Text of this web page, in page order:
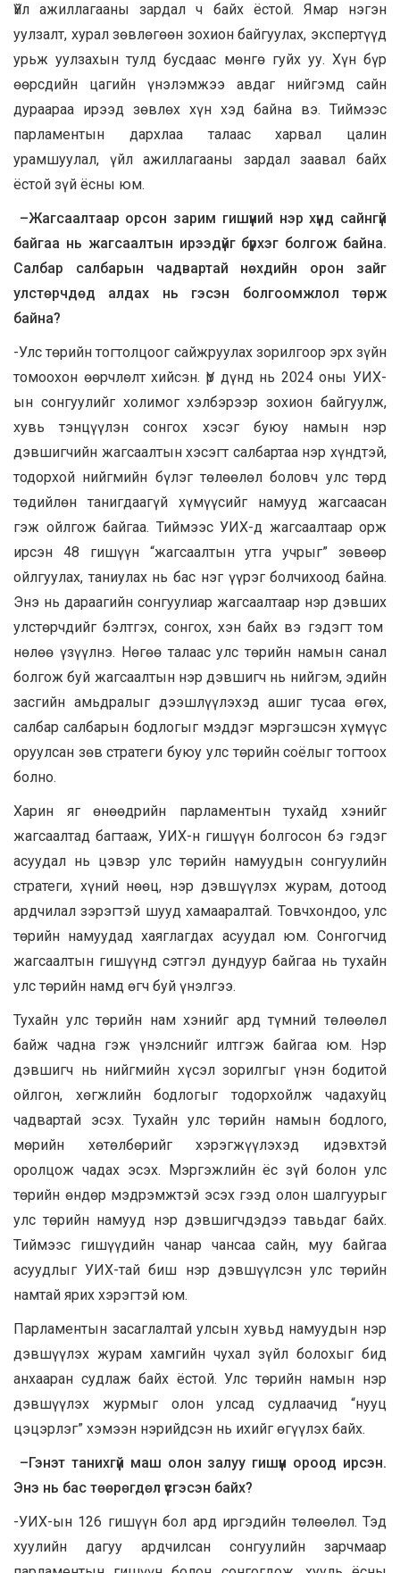
Үйл ажиллагааны зардал ч байх ёстой. Ямар нэгэн
уулзалт, хурал зөвлөгөөн зохион байгуулах, экспертүүд
урьж уулзахын тулд бусдаас мөнгө гуйх уу. Хүн бүр
өөрсдийн цагийн үнэлэмжээ авдаг нийгэмд сайн
дураараа ирээд зөвлөх хүн хэд байна вэ. Тиймээс
парламентын дархлаа талаас харвал цалин
урамшуулал, үйл ажиллагааны зардал заавал байх
ёстой зүй ёсны юм.
–Жагсаалтаар орсон зарим гишүүний нэр хүнд сайнгүй
байгаа нь жагсаалтын ирээдүйг бүрхэг болгож байна.
Салбар салбарын чадвартай нөхдийн орон зайг
улстөрчдөд алдах нь гэсэн болгоомжлол төрж
байна?
-Улс төрийн тогтолцоог сайжруулах зорилгоор эрх зүйн
томоохон өөрчлөлт хийсэн. Үр дүнд нь 2024 оны УИХ-
ын сонгуулийг холимог хэлбэрээр зохион байгуулж,
хувь тэнцүүлэн сонгох хэсэг буюу намын нэр
дэвшигчийн жагсаалтын хэсэгт салбартаа нэр хүндтэй,
тодорхой нийгмийн бүлэг төлөөлөл боловч улс төрд
төдийлөн танигдаагүй хүмүүсийг намууд жагсаасан
гэж ойлгож байгаа. Тиймээс УИХ-д жагсаалтаар орж
ирсэн 48 гишүүн “жагсаалтын утга учрыг” зөвөөр
ойлгуулах, таниулах нь бас нэг үүрэг болчихоод байна.
Энэ нь дараагийн сонгуулиар жагсаалтаар нэр дэвших
улстөрчдийг бэлтгэх, сонгох, хэн байх вэ гэдэгт том
нөлөө үзүүлнэ. Нөгөө талаас улс төрийн намын санал
болгож буй жагсаалтын нэр дэвшигч нь нийгэм, эдийн
засгийн амьдралыг дээшлүүлэхэд ашиг тусаа өгөх,
салбар салбарын бодлогыг мэддэг мэргэшсэн хүмүүс
оруулсан зөв стратеги буюу улс төрийн соёлыг тогтоох
болно.
Харин яг өнөөдрийн парламентын тухайд хэнийг
жагсаалтад багтааж, УИХ-н гишүүн болгосон бэ гэдэг
асуудал нь цэвэр улс төрийн намуудын сонгуулийн
стратеги, хүний нөөц, нэр дэвшүүлэх журам, дотоод
ардчилал зэрэгтэй шууд хамааралтай. Товчхондоо, улс
төрийн намуудад хаяглагдах асуудал юм. Сонгогчид
жагсаалтын гишүүнд сэтгэл дундуур байгаа нь тухайн
улс төрийн намд өгч буй үнэлгээ.
Тухайн улс төрийн нам хэнийг ард түмний төлөөлөл
байж чадна гэж үнэлснийг илтгэж байгаа юм. Нэр
дэвшигч нь нийгмийн хүсэл зорилгыг үнэн бодитой
ойлгон, хөгжлийн бодлогыг тодорхойлж чадахуйц
чадвартай эсэх. Тухайн улс төрийн намын бодлого,
мөрийн хөтөлбөрийг хэрэгжүүлэхэд идэвхтэй
оролцож чадах эсэх. Мэргэжлийн ёс зүй болон улс
төрийн өндөр мэдрэмжтэй эсэх гээд олон шалгуурыг
улс төрийн намууд нэр дэвшигчдэдээ тавьдаг байх.
Тиймээс гишүүдийн чанар чансаа сайн, муу байгаа
асуудлыг УИХ-тай биш нэр дэвшүүлсэн улс төрийн
намтай ярих хэрэгтэй юм.
Парламентын засаглалтай улсын хувьд намуудын нэр
дэвшүүлэх журам хамгийн чухал зүйл болохыг бид
анхааран судлаж байх ёстой. Улс төрийн намын нэр
дэвшүүлэх журмыг олон улсад судлаачид “нууц
цэцэрлэг” хэмээн нэрийдсэн нь ихийг өгүүлэх байх.
– Гэнэт танихгүй маш олон залуу гишүүн ороод ирсэн.
Энэ нь бас төөрөгдөл үүсгэсэн байх?
-УИХ-ын 126 гишүүн бол ард иргэдийн төлөөлөл. Тэд
хуулийн дагуу ардчилсан сонгуулийн зарчмаар